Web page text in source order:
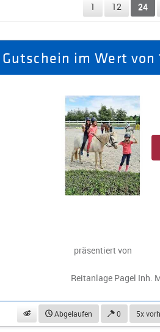
1 12 24
präsentiert von
Reitanlage Pagel Inh.
beobachtenAbgelaufen 0 5x